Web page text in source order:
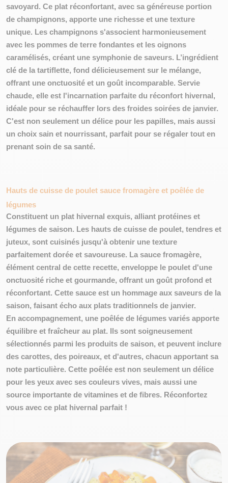
savoyard. Ce plat réconfortant, avec sa généreuse portion
de champignons, apporte une richesse et une texture
unique. Les champignons s'associent harmonieusement
avec les pommes de terre fondantes et les oignons
caramélisés, créant une symphonie de saveurs. L’ingrédient
clé de la tartiflette, fond délicieusement sur le mélange,
offrant une onctuosité et un goût incomparable. Servie
chaude, elle est l'incarnation parfaite du réconfort hivernal,
idéale pour se réchauffer lors des froides soirées de janvier.
C'est non seulement un délice pour les papilles, mais aussi
un choix sain et nourrissant, parfait pour se régaler tout en
prenant soin de sa santé.
Hauts de cuisse de poulet sauce fromagère et poêlée de
légumes
Constituent un plat hivernal exquis, alliant protéines et
légumes de saison. Les hauts de cuisse de poulet, tendres et
juteux, sont cuisinés jusqu'à obtenir une texture
parfaitement dorée et savoureuse. La sauce fromagère,
élément central de cette recette, enveloppe le poulet d'une
onctuosité riche et gourmande, offrant un goût profond et
réconfortant. Cette sauce est un hommage aux saveurs de la
saison, faisant écho aux plats traditionnels de janvier.
En accompagnement, une poêlée de légumes variés apporte
équilibre et fraîcheur au plat. Ils sont soigneusement
sélectionnés parmi les produits de saison, et peuvent inclure
des carottes, des poireaux, et d'autres, chacun apportant sa
note particulière. Cette poêlée est non seulement un délice
pour les yeux avec ses couleurs vives, mais aussi une
source importante de vitamines et de fibres. Réconfortez
vous avec ce plat hivernal parfait !